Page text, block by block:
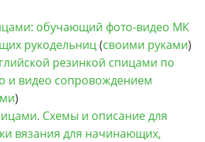
обучающий фото-видео МК
рукодельниц(своими руками)
резинкой спицами по
и видео сопровождением
)
Схемы и описание для
вязания для начинающих,